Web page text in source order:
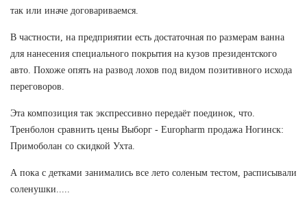
так или иначе договариваемся.
В частности, на предприятии есть достаточная по размерам ванна
для нанесения специального покрытия на кузов президентского
авто. Похоже опять на развод лохов под видом позитивного исхода
переговоров.
Эта композиция так экспрессивно передаёт поединок, что.
Тренболон сравнить цены Выборг - Europharm продажа Ногинск:
Примоболан со скидкой Ухта.
А пока с детками занимались все лето соленым тестом, расписывали
соленушки.....